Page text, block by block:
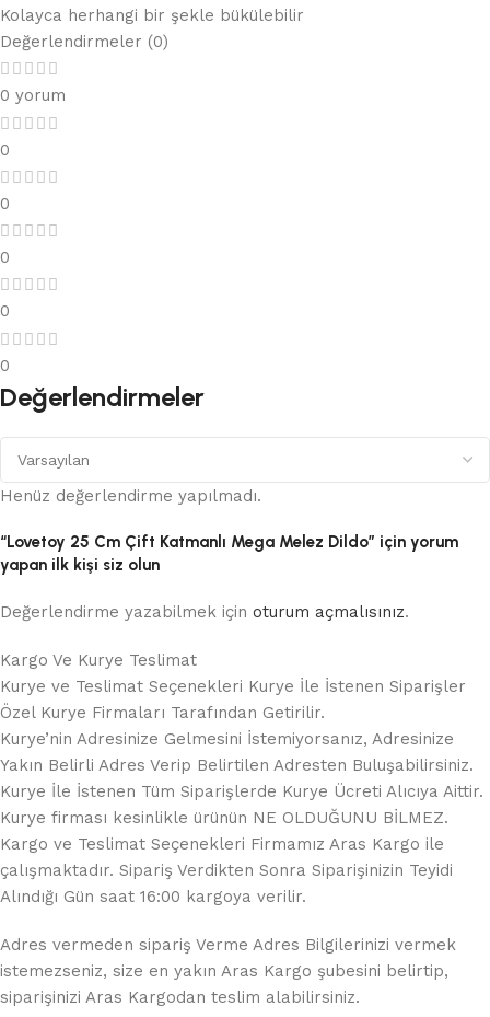
Kolayca herhangi bir şekle bükülebilir
Değerlendirmeler (0)
0 yorum
0
0
0
0
0
Değerlendirmeler
Henüz değerlendirme yapılmadı.
“Lovetoy 25 Cm Çift Katmanlı Mega Melez Dildo” için yorum
yapan ilk kişi siz olun
Değerlendirme yazabilmek için oturum açmalısınız.
Kargo Ve Kurye Teslimat
Kurye ve Teslimat Seçenekleri Kurye İle İstenen Siparişler
Özel Kurye Firmaları Tarafından Getirilir.
Kurye’nin Adresinize Gelmesini İstemiyorsanız, Adresinize
Yakın Belirli Adres Verip Belirtilen Adresten Buluşabilirsiniz.
Kurye İle İstenen Tüm Siparişlerde Kurye Ücreti Alıcıya Aittir.
Kurye firması kesinlikle ürünün NE OLDUĞUNU BİLMEZ.
Kargo ve Teslimat Seçenekleri Firmamız Aras Kargo ile
çalışmaktadır. Sipariş Verdikten Sonra Siparişinizin Teyidi
Alındığı Gün saat 16:00 kargoya verilir.
Adres vermeden sipariş Verme Adres Bilgilerinizi vermek
istemezseniz, size en yakın Aras Kargo şubesini belirtip,
siparişinizi Aras Kargodan teslim alabilirsiniz.